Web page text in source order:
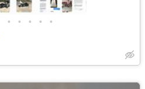
• • • • •